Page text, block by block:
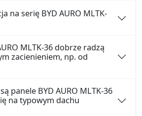
na serię BYD AURO MLTK-
MLTK-36 dobrze radzą
zacienieniem, np. od
panele BYD AURO MLTK-36
na typowym dachu